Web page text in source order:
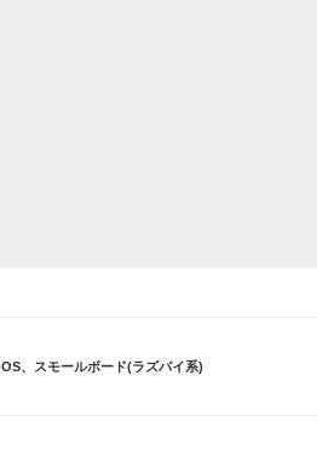
OS、 スモールボード(ラズパイ系)